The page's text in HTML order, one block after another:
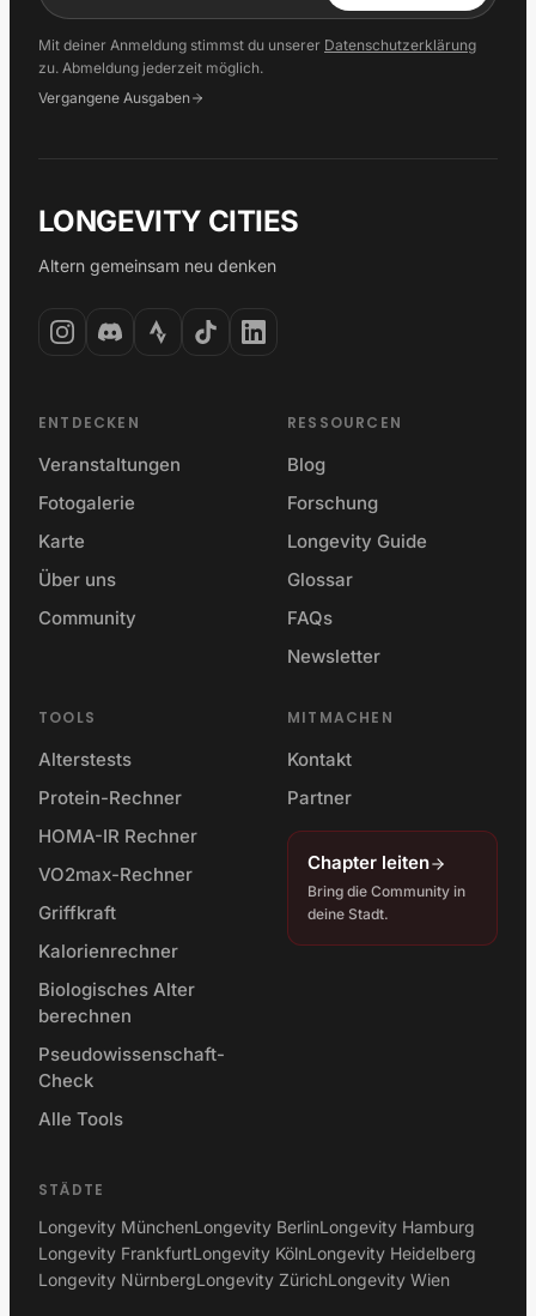
Mit deiner Anmeldung stimmst du unserer Datenschutzerklärung
zu. Abmeldung jederzeit möglich.
Vergangene Ausgaben
LONGEVITY CITIES
Altern gemeinsam neu denken
ENTDECKEN
Veranstaltungen
Fotogalerie
Karte
Über uns
Community
RESSOURCEN
Blog
Forschung
Longevity Guide
Glossar
FAQs
Newsletter
TOOLS
Alterstests
Protein-Rechner
HOMA-IR Rechner
VO2max-Rechner
Griffkraft
Kalorienrechner
Biologisches Alter
berechnen
Pseudowissenschaft-
Check
Alle Tools
MITMACHEN
Kontakt
Partner
Chapter leiten
Bring die Community in
deine Stadt.
STÄDTE
Longevity MünchenLongevity BerlinLongevity Hamburg
Longevity FrankfurtLongevity KölnLongevity Heidelberg
Longevity NürnbergLongevity ZürichLongevity Wien